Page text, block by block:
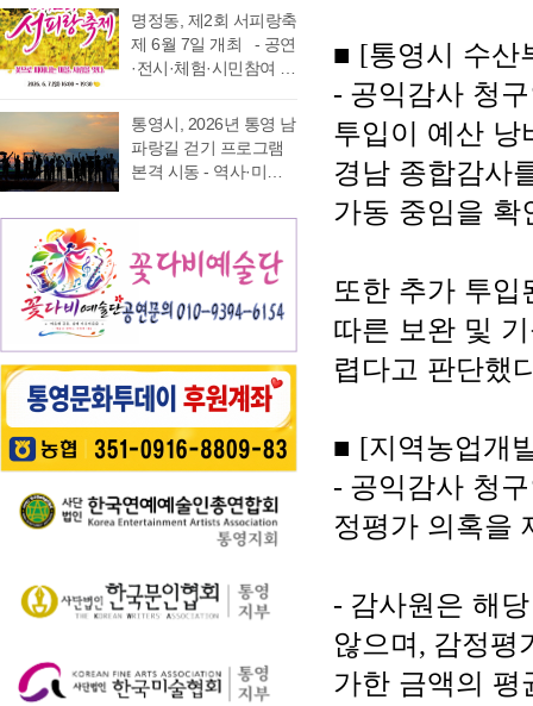
운항이 지속적으로 발
생했으며, 특히 여름철
적발 …
다. 역사와 예술을 만나
고, 그 속에서 통영의 내
일을 그려 보기 위한 작
다. 2026년 7월 17일,
아침 여덟 시. 무전동
열방교회 앞에는 두 대
의 버스가 숨고르기를
를 모집한다. ‘윤이상
동요제’는 통영국제음
악재단이 세계적인 작
악적 유산을 계승하고
자 시작한 사업으로, 어
린이들에게 음악 교육
동요를 보급하기 위해
있다. 윤이상 선생은 현
대음악의 거장으로 널
리 알려져 있지만, 해방
정취가 절정에 이른 6월
20일 통영시 광도면(면
장 노승욱) 광도천 일원
에서는 형형색색의 수
많은 시민과 관광객이
찾은 「광도면 빛길수
국축제」가 성황리에
라 만개한 수국길은 동
심의 세계를 느끼게 하
고 연인은 물론 가족들
과 나들이 나온 이들의
미소함께 발길을 사로
빛, 하늘빛 수국이 어우
러진 산책로는 곳곳이
사진 명소로 변하며 꽃
길을 걷는 이들의 웃음
소리가…
명정동, 제2회 서피랑축
제 6월 7일 개최 - 공연
·전시·체험·시민참여 프
사 마련 명정동주민자
치위원회(위원장 이진
숙)가 주최·주관하는
까지 서피랑공원 일대
에서 개최된다. 이번 축
제는 통영시, 명정동, 명
정동자생단체가 후원하
고 지역 주민과 관광객
이 함께 어울려 서피랑
의 매력을 즐길 수 있는
주민 참여형 축제로 구
성한다는 계획이다. 행
사에서는 길놀이를 시
작으로 충렬초등학교
학생들의 우쿨렐레 발
표공연과 명정동 주민
통영시, 2026년 통영 남
파랑길 걷기 프로그램
본격 시동 - 역사·미식·
영 고유의 차별화된 테
영시는 한려수도의 수
려한 비경과 풍부한 역
사·문화자원을 결합한
해 2026년 통영 남파랑
길 걷기 프로그램을 본
격 운영한다고 밝혔다.
이번 사업은 남파랑길
통영 구간(14~15코스,
력을 널리 알리고 도보
여행 활성화를 도모하
기 위해 추진된다. 통영
의 역사·문화·미식·야간
관광 자원을 연계한 다
운영하고, 통영 …
■ [통영시 수산
- 공익감사 청
투입이 예산 낭
경남 종합감사
가동 중임을 확
또한 추가 투입
따른 보완 및
렵다고 판단했
■ [지역농업개
- 공익감사 청
정평가 의혹을
- 감사원은 해
않으며 , 감정평
가한 금액의 평